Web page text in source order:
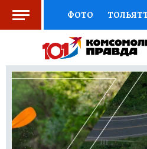
ФОТО
СОЦПОДДЕРЖКА
ВЫБОР
КНИЖНАЯ ПОЛКА
ПРЕСС-ЦЕНТР